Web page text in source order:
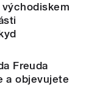
Freuda
a objevujete